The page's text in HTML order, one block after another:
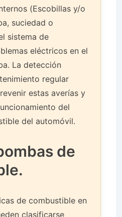
(Escobillas y/o
suciedad o
sistema de
eléctricos en el
La detección
regular
estas averías y
del
del automóvil.
de
de combustible en
clasificarse